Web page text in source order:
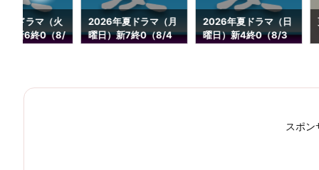
夏ドラマ（火
1新6終0（8/
2026年夏ドラマ（月
曜日）新7終0（8/4
2026年夏ドラマ（日
曜日）新4終0（8/3
スポン